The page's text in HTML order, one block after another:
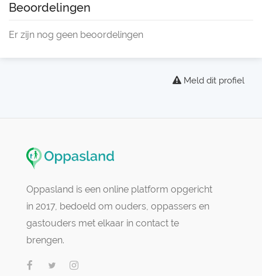
Beoordelingen
Er zijn nog geen beoordelingen
Meld dit profiel
Oppasland is een online platform opgericht
in 2017, bedoeld om ouders, oppassers en
gastouders met elkaar in contact te
brengen.